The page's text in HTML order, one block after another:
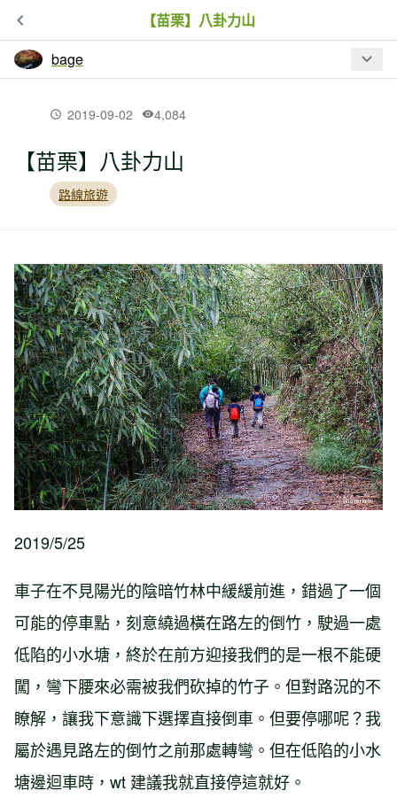
【苗栗】八卦力山
bage
最新文章
【花蓮】新吞山腳（新吞山東峰、純柑
【花蓮】赤科山走走、羅山遊憩區
【花蓮】北秀巒山、里行、學校園、新
吞山
2019-09-02 4,084
【苗栗】八卦力山
路線旅遊
2019/5/25
車子在不見陽光的陰暗竹林中緩緩前進，錯過了一個
可能的停車點，刻意繞過橫在路左的倒竹，駛過一處
低陷的小水塘，終於在前方迎接我們的是一根不能硬
闖，彎下腰來必需被我們砍掉的竹子。但對路況的不
瞭解，讓我下意識下選擇直接倒車。但要停哪呢？我
屬於遇見路左的倒竹之前那處轉彎。但在低陷的小水
塘邊迴車時，wt 建議我就直接停這就好。